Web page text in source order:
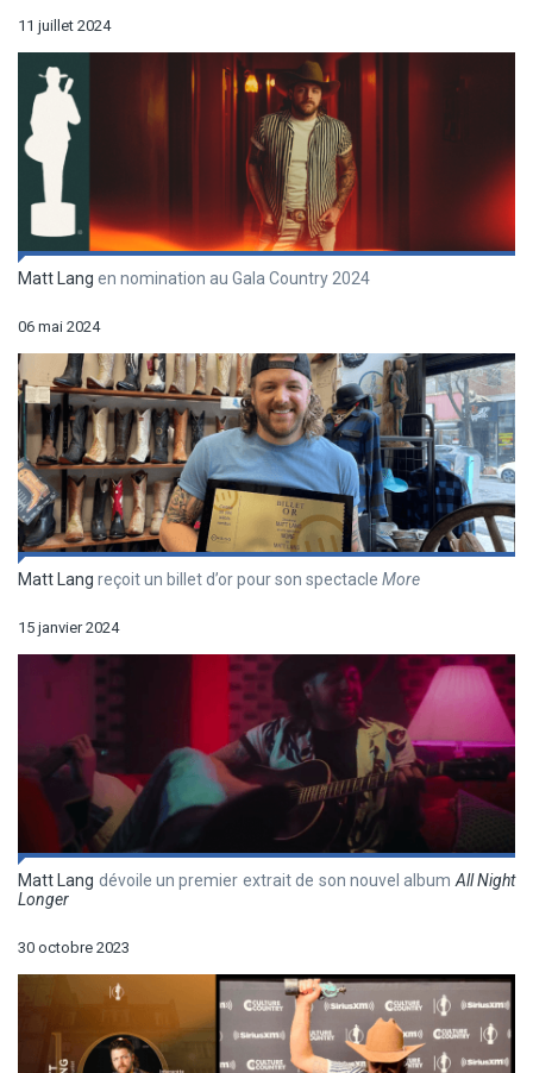
11 juillet 2024
Matt Lang en nomination au Gala Country 2024
06 mai 2024
Matt Lang reçoit un billet d’or pour son spectacle More
15 janvier 2024
Matt Lang dévoile un premier extrait de son nouvel albumAll Night
Longer
30 octobre 2023